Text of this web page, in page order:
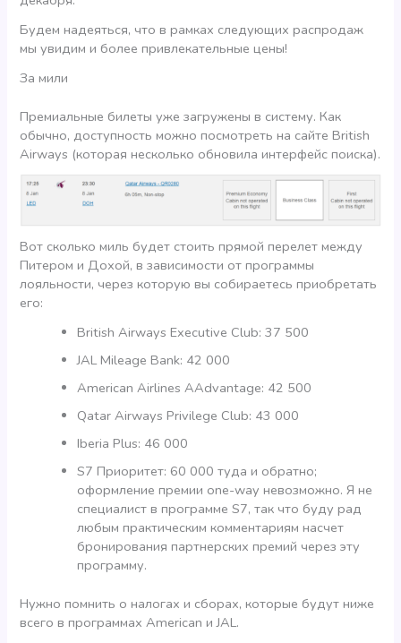
Будем надеяться, что в рамках следующих распродаж
мы увидим и более привлекательные цены!
За мили
Премиальные билеты уже загружены в систему. Как
обычно, доступность можно посмотреть на сайте British
Airways (которая несколько обновила интерфейс поиска).
Вот сколько миль будет стоить прямой перелет между
Питером и Дохой, в зависимости от программы
лояльности, через которую вы собираетесь приобретать
его:
British Airways Executive Club: 37 500
JAL Mileage Bank: 42 000
American Airlines AAdvantage: 42 500
Qatar Airways Privilege Club: 43 000
Iberia Plus: 46 000
S7 Приоритет: 60 000 туда и обратно;
оформление премии one-way невозможно. Я не
специалист в программе S7, так что буду рад
любым практическим комментариям насчет
бронирования партнерских премий через эту
программу.
Нужно помнить о налогах и сборах, которые будут ниже
всего в программах American и JAL.